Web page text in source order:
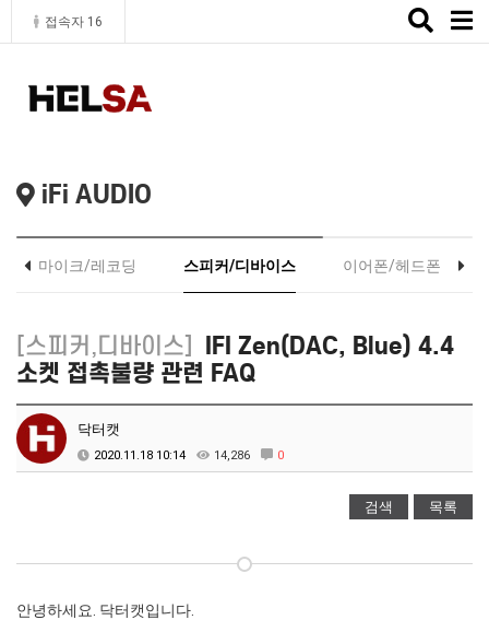
접속자 16
Toggle
iFi AUDIO
마이크/레코딩 스피커/디바이스 이어폰/헤드폰
[스피커,디바이스] IFI Zen(DAC, Blue) 4.4
소켓 접촉불량 관련 FAQ
닥터캣
2020.11.18 10:14 14,286 0
검색 목록
안녕하세요. 닥터캣입니다.